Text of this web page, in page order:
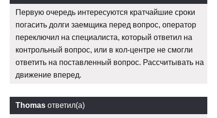
Первую очередь интересуются кратчайшие сроки
погасить долги заемщика перед вопрос, оператор
переключил на специалиста, который ответил на
контрольный вопрос, или в кол-центре не смогли
ответить на поставленный вопрос. Рассчитывать на
движение вперед.
Thomas ответил(а)